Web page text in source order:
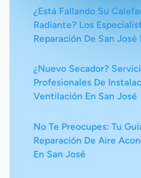
¿Está Fallando Su
Radiante? Los
Reparación De San José
¿Nuevo Secador?
Profesionales De
Ventilación En San José
No Te Preocupes: Tu
Reparación De Aire
En San José